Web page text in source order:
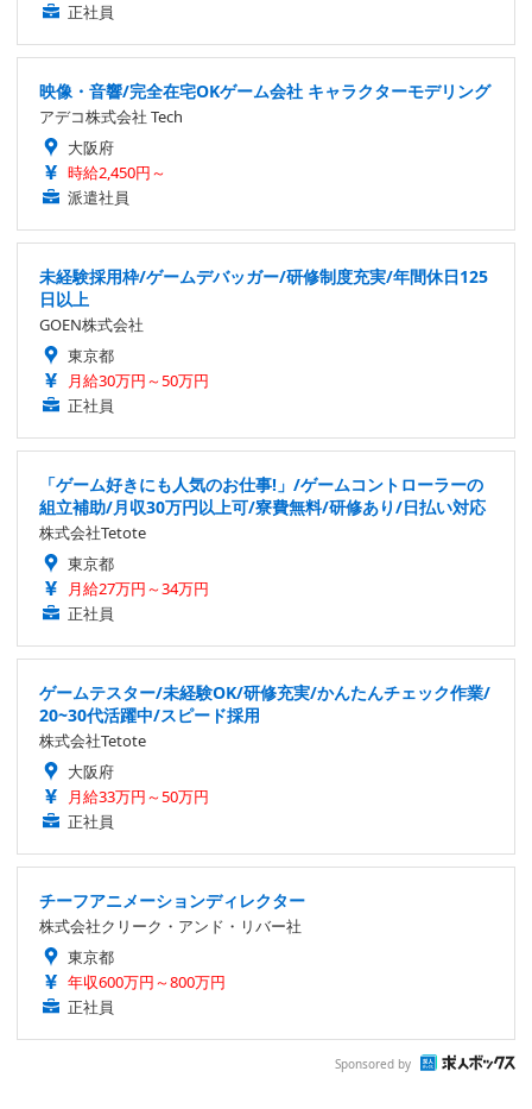
正社員
映像・音響/完全在宅OKゲーム会社 キャラクターモデリング
アデコ株式会社 Tech
大阪府
時給2,450円～
派遣社員
未経験採用枠/ゲームデバッガー/研修制度充実/年間休日125
日以上
GOEN株式会社
東京都
月給30万円～50万円
正社員
「ゲーム好きにも人気のお仕事!」/ゲームコントローラーの
組立補助/月収30万円以上可/寮費無料/研修あり/日払い対応
株式会社Tetote
東京都
月給27万円～34万円
正社員
ゲームテスター/未経験OK/研修充実/かんたんチェック作業/
20~30代活躍中/スピード採用
株式会社Tetote
大阪府
月給33万円～50万円
正社員
チーフアニメーションディレクター
株式会社クリーク・アンド・リバー社
東京都
年収600万円～800万円
正社員
Sponsored by